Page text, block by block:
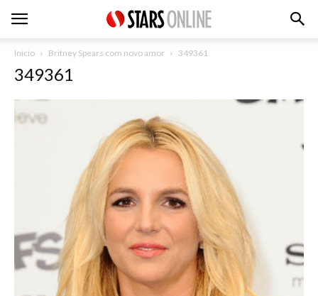
Inicio Britney Spears com novo amor 349361
349361